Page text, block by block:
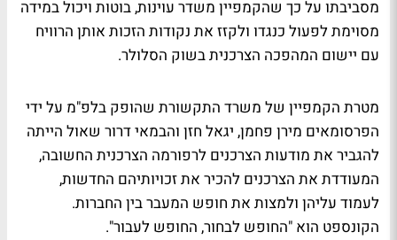
מסביבתו על כך שהקמפיין משדר עוינות, בוטות ויכול במידה
מסוימת לפעול כנגדו ולקזז את נקודות הזכות אותן הרוויח
עם יישום המהפכה הצרכנית בשוק הסלולר.
מטרת הקמפיין של משרד התקשורת שהופק בלפ"מ על ידי
הפרסומאים מירן פחמן, יגאל חזן והבמאי דרור שאול הייתה
להגביר את מודעות הצרכנים לרפורמה הצרכנית החשובה,
המעודדת את הצרכנים להכיר את זכויותיהם החדשות,
לעמוד עליהן ולמצות את חופש המעבר בין החברות.
הקונספט הוא "החופש לבחור, החופש לעבור".